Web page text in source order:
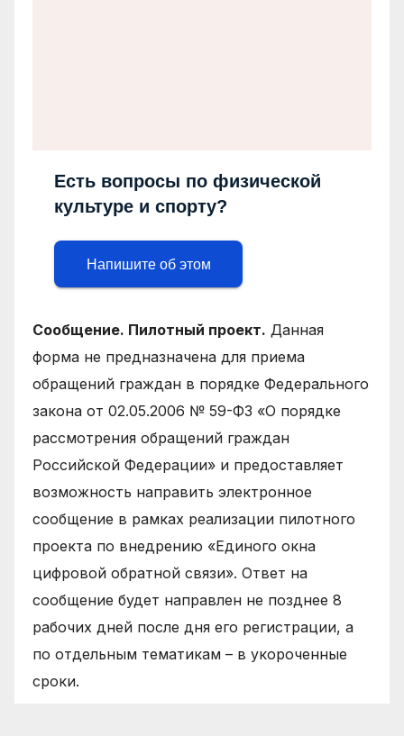
Есть вопросы по физической
культуре и спорту?
Напишите об этом
Сообщение. Пилотный проект. Данная
форма не предназначена для приема
обращений граждан в порядке Федерального
закона от 02.05.2006 № 59-ФЗ «О порядке
рассмотрения обращений граждан
Российской Федерации» и предоставляет
возможность направить электронное
сообщение в рамках реализации пилотного
проекта по внедрению «Единого окна
цифровой обратной связи». Ответ на
сообщение будет направлен не позднее 8
рабочих дней после дня его регистрации, а
по отдельным тематикам – в укороченные
сроки.